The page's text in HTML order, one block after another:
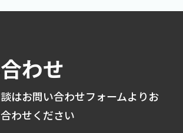
わせ
はお問い合わせフォームよりお
わせください